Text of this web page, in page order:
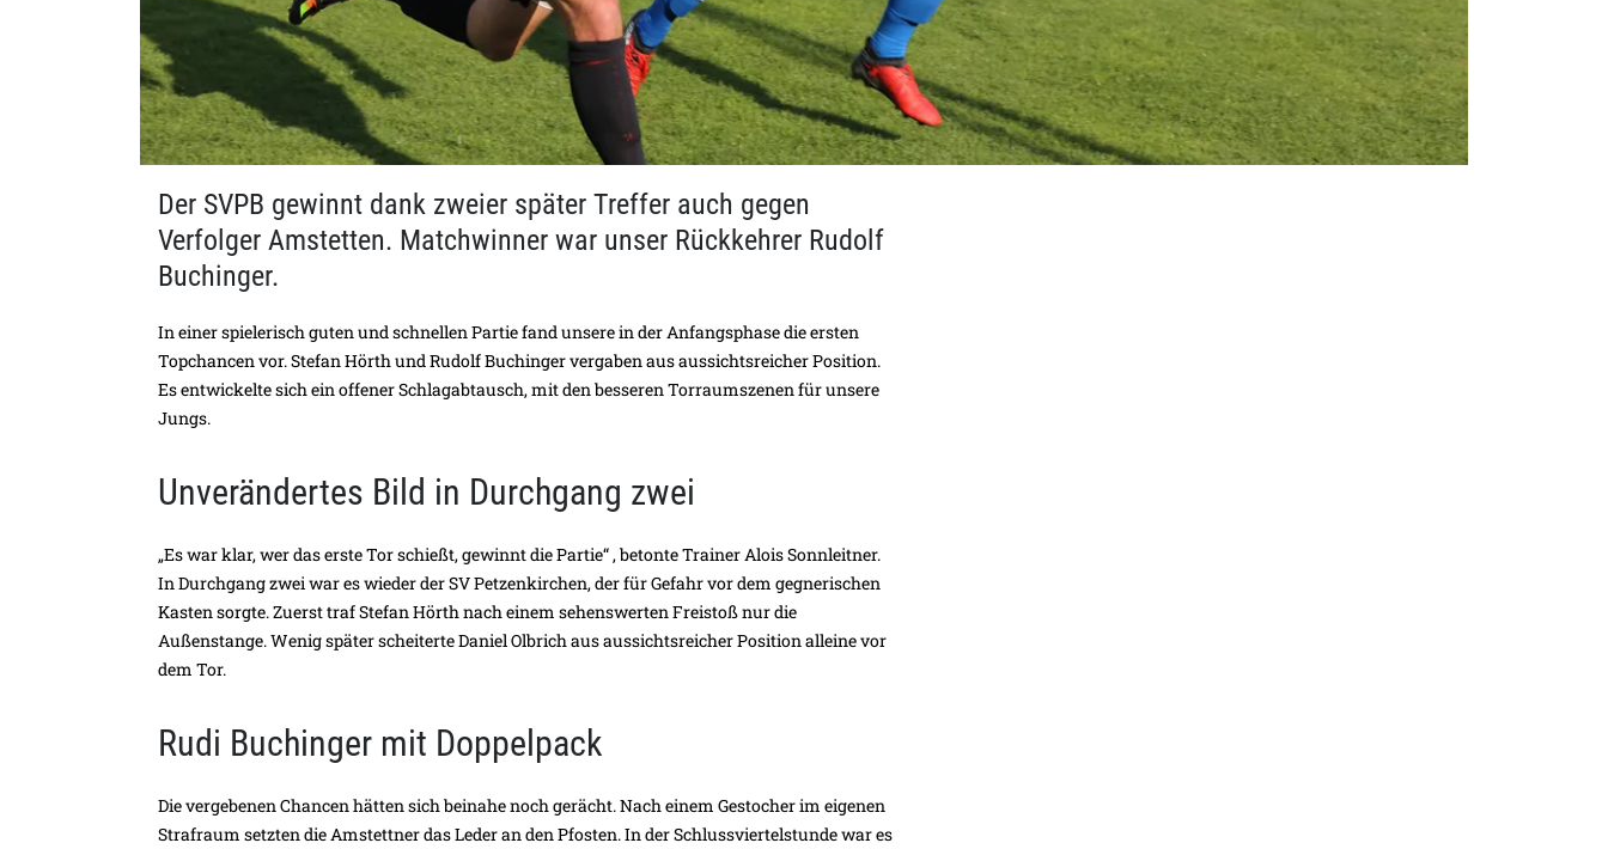
Der SVPB gewinnt dank zweier später Treffer auch gegen
Verfolger Amstetten. Matchwinner war unser Rückkehrer Rudolf
Buchinger.
In einer spielerisch guten und schnellen Partie fand unsere in der Anfangsphase die ersten
Topchancen vor. Stefan Hörth und Rudolf Buchinger vergaben aus aussichtsreicher Position.
Es entwickelte sich ein offener Schlagabtausch, mit den besseren Torraumszenen für unsere
Jungs.
Unverändertes Bild in Durchgang zwei
„Es war klar, wer das erste Tor schießt, gewinnt die Partie“ , betonte Trainer Alois Sonnleitner.
In Durchgang zwei war es wieder der SV Petzenkirchen, der für Gefahr vor dem gegnerischen
Kasten sorgte. Zuerst traf Stefan Hörth nach einem sehenswerten Freistoß nur die
Außenstange. Wenig später scheiterte Daniel Olbrich aus aussichtsreicher Position alleine vor
dem Tor.
Rudi Buchinger mit Doppelpack
Die vergebenen Chancen hätten sich beinahe noch gerächt. Nach einem Gestocher im eigenen
Strafraum setzten die Amstettner das Leder an den Pfosten. In der Schlussviertelstunde war es